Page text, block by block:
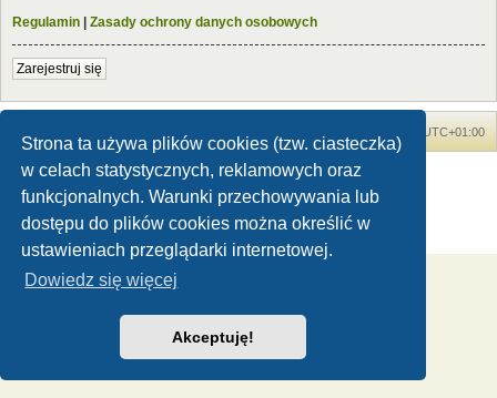
Strona ta używa plików cookies (tzw. ciasteczka)
w celach statystycznych, reklamowych oraz
funkcjonalnych. Warunki przechowywania lub
dostępu do plików cookies można określić w
ustawieniach przeglądarki internetowej.
Dowiedz się więcej
Akceptuję!
Regulamin | Zasady ochrony danych osobowych
Zarejestruj się
UTC+01:00
Dinozaury.com© 2006-2020
Technologię dostarczaphpBB® Forum Software © phpBB Limited
Zasady ochrony danych osobowych|Regulamin